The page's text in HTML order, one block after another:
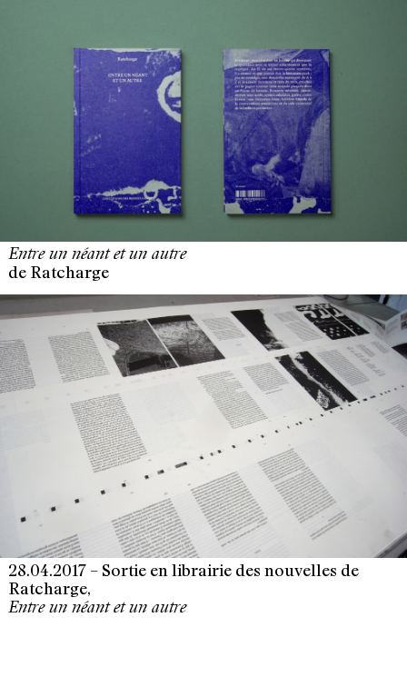
Entre un néant et un autre
de Ratcharge
28.04.2017 – Sortie en librairie des nouvelles de
Ratcharge,
Entre un néant et un autre